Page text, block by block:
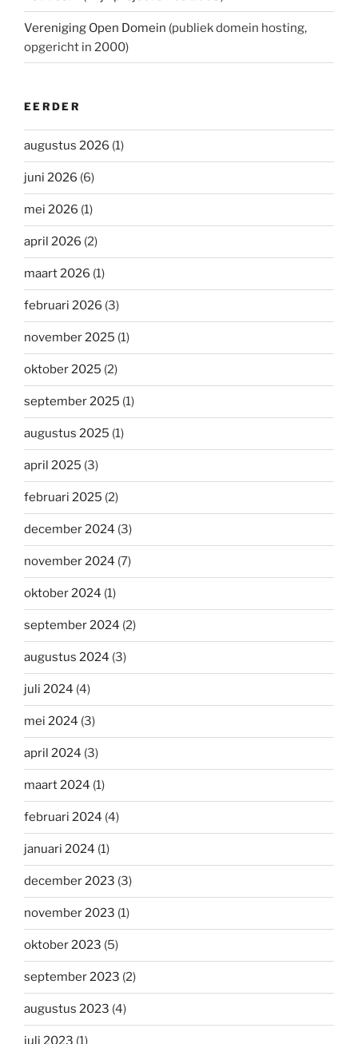
Vereniging Open Domein (publiek domein hosting,
opgericht in 2000)
EERDER
augustus 2026 (1)
juni 2026 (6)
mei 2026 (1)
april 2026 (2)
maart 2026 (1)
februari 2026 (3)
november 2025 (1)
oktober 2025 (2)
september 2025 (1)
augustus 2025 (1)
april 2025 (3)
februari 2025 (2)
december 2024 (3)
november 2024 (7)
oktober 2024 (1)
september 2024 (2)
augustus 2024 (3)
juli 2024 (4)
mei 2024 (3)
april 2024 (3)
maart 2024 (1)
februari 2024 (4)
januari 2024 (1)
december 2023 (3)
november 2023 (1)
oktober 2023 (5)
september 2023 (2)
augustus 2023 (4)
juli 2023 (1)